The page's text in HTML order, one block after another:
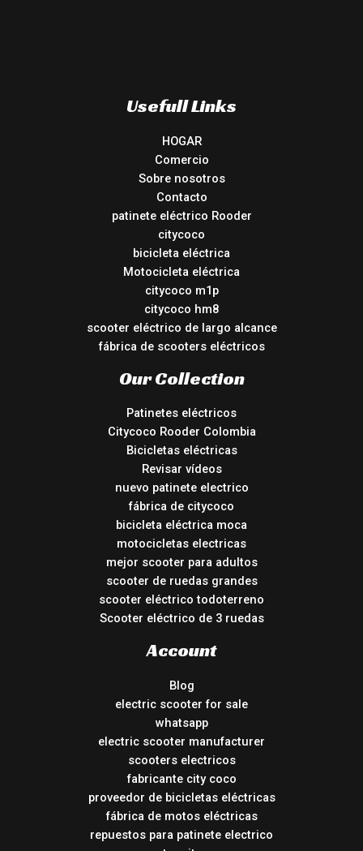
Usefull Links
HOGAR
Comercio
Sobre nosotros
Contacto
patinete eléctrico Rooder
citycoco
bicicleta eléctrica
Motocicleta eléctrica
citycoco m1p
citycoco hm8
scooter eléctrico de largo alcance
fábrica de scooters eléctricos
Our Collection
Patinetes eléctricos
Citycoco Rooder Colombia
Bicicletas eléctricas
Revisar vídeos
nuevo patinete electrico
fábrica de citycoco
bicicleta eléctrica moca
motocicletas electricas
mejor scooter para adultos
scooter de ruedas grandes
scooter eléctrico todoterreno
Scooter eléctrico de 3 ruedas
Account
Blog
electric scooter for sale
whatsapp
electric scooter manufacturer
scooters electricos
fabricante city coco
proveedor de bicicletas eléctricas
fábrica de motos eléctricas
repuestos para patinete electrico